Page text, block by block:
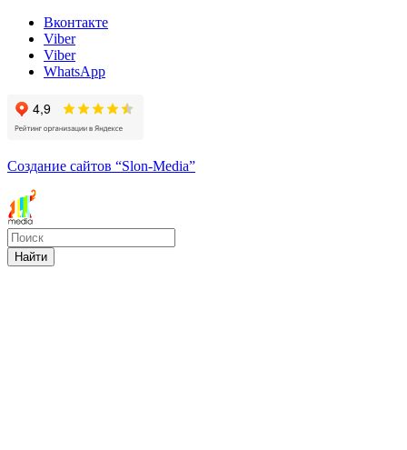
Вконтакте
Viber
Viber
WhatsApp
Создание сайтов “Slon-Media”
Найти